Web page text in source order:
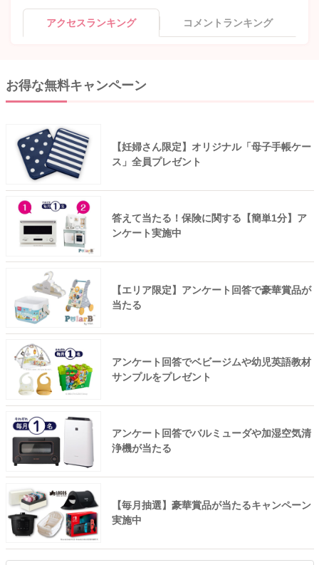
アクセスランキング コメントランキング
お得な無料キャンペーン
【妊婦さん限定】オリジナル「母子手帳ケー
ス」全員プレゼント
答えて当たる！保険に関する【簡単1分】ア
ンケート実施中
【エリア限定】アンケート回答で豪華賞品が
当たる
アンケート回答でベビージムや幼児英語教材
サンプルをプレゼント
アンケート回答でバルミューダや加湿空気清
浄機が当たる
【毎月抽選】豪華賞品が当たるキャンペーン
実施中